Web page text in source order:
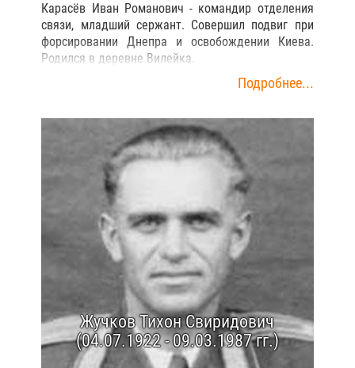
Карасёв Иван Романович - командир отделения
связи, младший сержант. Совершил подвиг при
форсировании Днепра и освобождении Киева.
Родился в деревне Вилейка.
Подробнее...
Жучков Тихон Свиридович
(04.07.1922 - 09.03.1987 гг.)